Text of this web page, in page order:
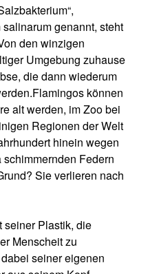
genannt, steht
den winzigen
Umgebung zuhause
die dann wiederum
können
alt werden, im Zoo bei
Regionen der Welt
hinein wegen
Federn
Sie verlieren nach
Plastik, die
Menscheit zu
seiner eigenen